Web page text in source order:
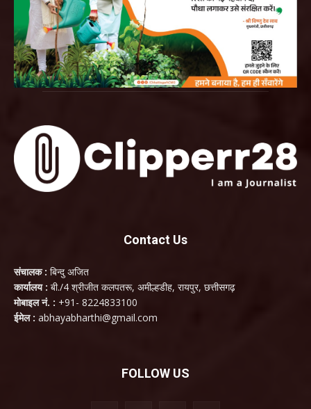
Contact Us
संचालक : बिन्दु अजित
कार्यालय : बी./4 श्रीजीत कलपतरू, अमील्हडीह, रायपुर, छत्तीसगढ़
मोबाइल नं. : +91- 8224833100
ईमेल : abhayabharthi@gmail.com
FOLLOW US